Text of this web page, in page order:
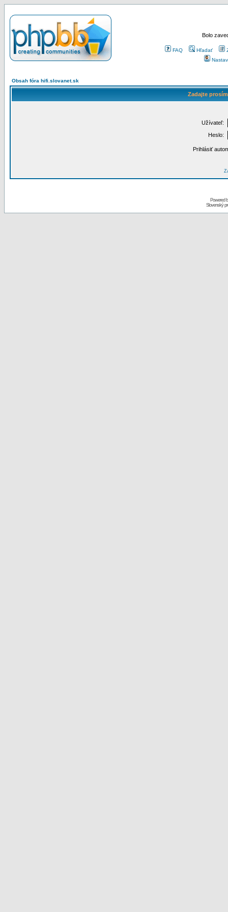
Bolo
FAQ Hľadať
Obsah fóra hifi.slovanet.sk
Zadajte
Užívateľ:
Heslo:
Prihlásiť
Powered
Slovenský